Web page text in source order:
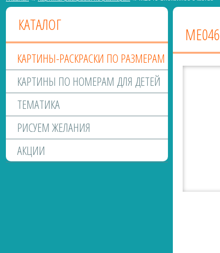
КАТАЛОГ
КАРТИНЫ-РАСКРАСКИ ПО РАЗМЕРАМ
КАРТИНЫ ПО НОМЕРАМ ДЛЯ ДЕТЕЙ
ТЕМАТИКА
РИСУЕМ ЖЕЛАНИЯ
АКЦИИ